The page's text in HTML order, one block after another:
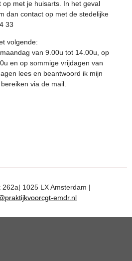
met je huisarts. In het geval
dan contact op met de stedelijke
33
volgende:
van 9.00u tot 14.00u, op
en op sommige vrijdagen van
lees en beantwoord ik mijn
via de mail.
1025 LX Amsterdam |
emdr.nl